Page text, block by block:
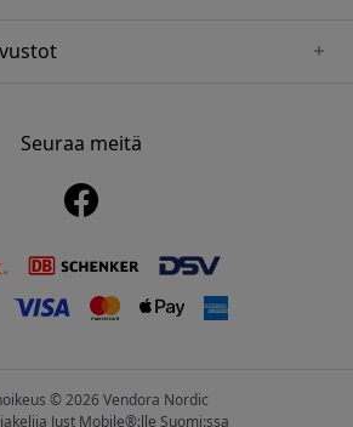
Seuraa meitä
© 2026 Vendora Nordic
Just Mobile®:lle Suomi:ssa